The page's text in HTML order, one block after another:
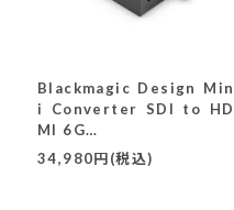
Blackmagic Design Min
i Converter SDI to HD
MI 6G
〔CONVMBSH4K6G〕
34,980円(税込)